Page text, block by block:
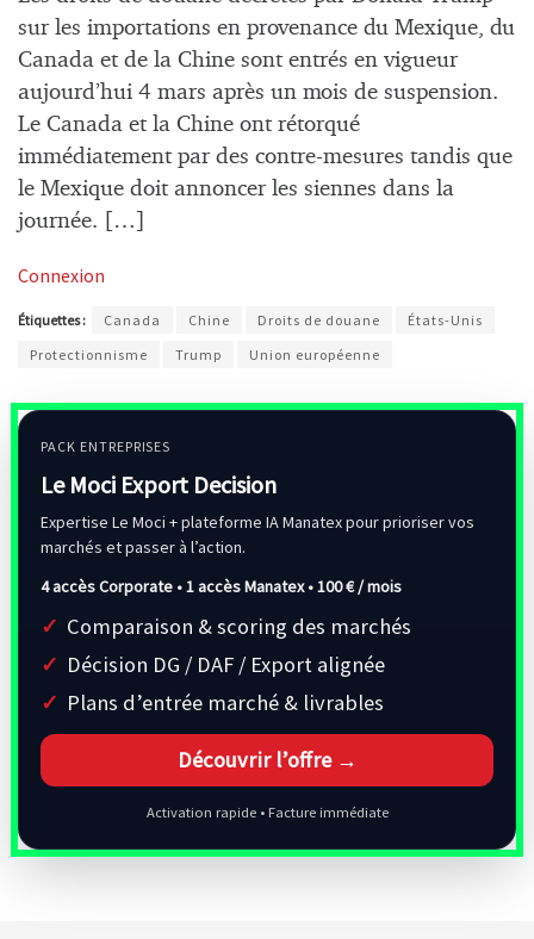
sur les importations en provenance du Mexique, du
Canada et de la Chine sont entrés en vigueur
aujourd’hui 4 mars après un mois de suspension.
Le Canada et la Chine ont rétorqué
immédiatement par des contre-mesures tandis que
le Mexique doit annoncer les siennes dans la
journée. […]
Connexion
Étiquettes : Canada Chine Droits de douane
États-Unis
Protectionnisme
Trump Union européenne
PACK ENTREPRISES
Le Moci Export Decision
Expertise Le Moci + plateforme IA Manatex pour prioriser vos
marchés et passer à l’action.
4 accès Corporate • 1 accès Manatex •100 € / mois
Comparaison & scoring des marchés
Décision DG / DAF / Export alignée
Plans d’entrée marché & livrables
Découvrir l’offre →
Activation rapide • Facture immédiate